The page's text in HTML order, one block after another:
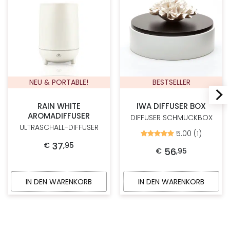
NEU & PORTABLE!
RAIN WHITE
AROMADIFFUSER
ULTRASCHALL-DIFFUSER
€ 37,95
IN DEN WARENKORB
BESTSELLER
IWA DIFFUSER BOX
DIFFUSER SCHMUCKBOX
Bewertet
5.00
von
5.00 (1)
€ 56,95
IN DEN WARENKORB